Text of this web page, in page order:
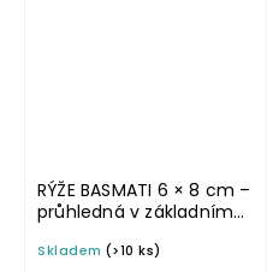
RÝŽE BASMATI 6 × 8 cm –
průhledná v základním
samolepka na
Skladem (>10 ks)